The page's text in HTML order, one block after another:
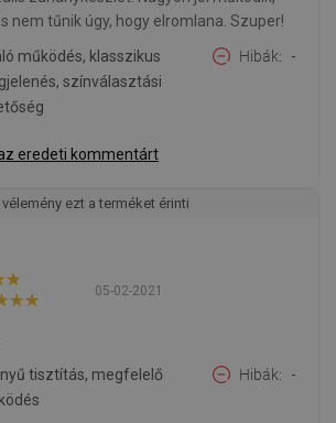
nem tűnik úgy, hogy elromlana. Szuper!
működés, klasszikus
színválasztási
Hibák -
eredeti kommentárt
ezt a terméket érinti
05-02-2021
tisztítás, megfelelő
Hibák -